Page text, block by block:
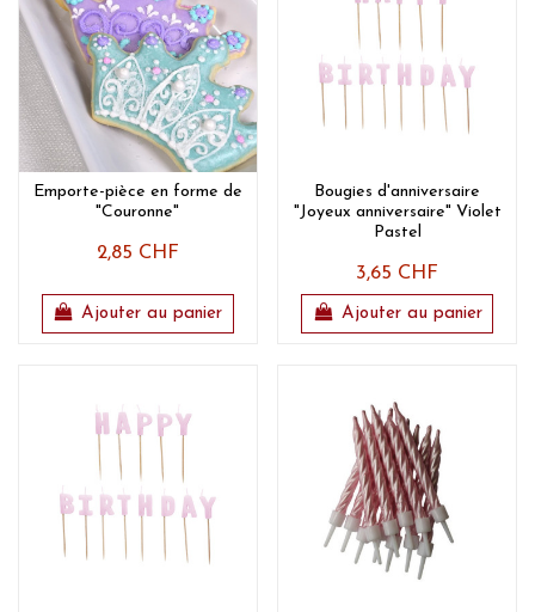
Emporte-pièce en forme de
"Couronne"
2,85 CHF
Ajouter au panier
Bougies d'anniversaire
"Joyeux anniversaire" Violet
Pastel
3,65 CHF
Ajouter au panier